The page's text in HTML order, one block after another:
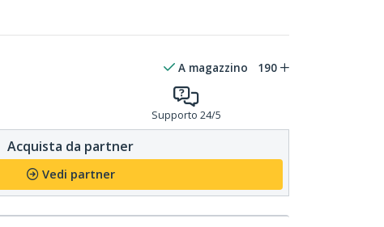
A magazzino 190
Supporto 24/5
Acquista da partner
Vedi partner